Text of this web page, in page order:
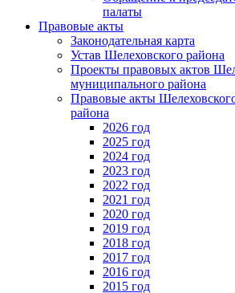
палаты
Правовые акты
Законодательная карта
Устав Шелеховского района
Проекты правовых актов
муниципального района
Правовые акты
района
2026 год
2025 год
2024 год
2023 год
2022 год
2021 год
2020 год
2019 год
2018 год
2017 год
2016 год
2015 год